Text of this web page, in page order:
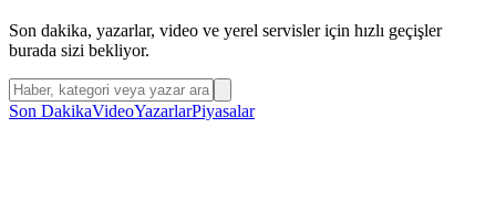
Son dakika, yazarlar, video ve yerel servisler için hızlı geçişler
burada sizi bekliyor.
Menüden arama yap
Son DakikaVideoYazarlarPiyasalar